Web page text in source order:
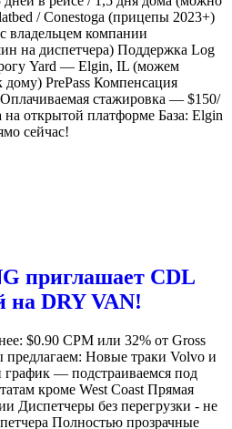
/ Conestoga (прицепы 2023+)
владельцем компании
на диспетчера) Поддержка Log
Yard — Elgin, IL (можем
дому) PrePass Компенсация
стажировка — $150/
на открытой платформе База: Elgin
сейчас!
приглашает CDL
на DRY VAN!
$0.90 CPM или 32% от Gross
Новые траки Volvo и
— подстраиваемся под
кроме West Coast Прямая
Диспетчеры без перегрузки - не
Полностью прозрачные